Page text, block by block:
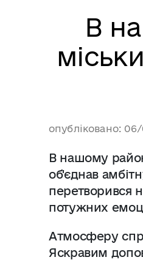
В
опубліковано:
В нашому
об'єднав
перетворився
потужних
Атмосферу
Яскравим